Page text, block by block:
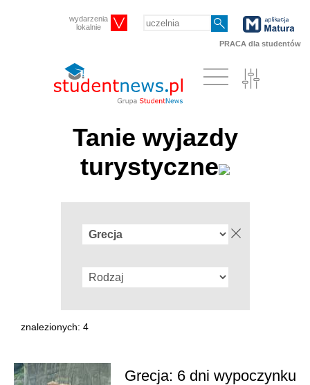
wydarzenia
lokalnie
PRACA dla studentów
Tanie wyjazdy
turystyczne
znalezionych: 4
Grecja: 6 dni wypoczynku